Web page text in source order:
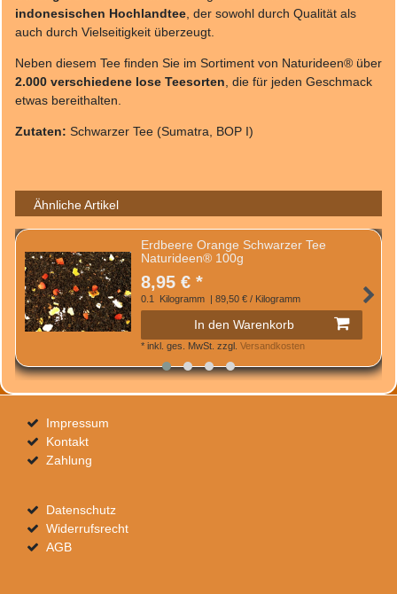
indonesischen Hochlandtee , der sowohl durch Qualität als
auch durch Vielseitigkeit überzeugt.
Neben diesem Tee finden Sie im Sortiment von Naturideen® über
2.000 verschiedene lose Teesorten , die für jeden Geschmack
etwas bereithalten.
Zutaten: Schwarzer Tee (Sumatra, BOP I)
Ähnliche Artikel
Erdbeere Orange Schwarzer Tee
Naturideen® 100g
8,95 € *
0.1 Kilogramm | 89,50 € / Kilogramm
In den Warenkorb
* inkl. ges. MwSt. zzgl. Versandkosten
Impressum
Kontakt
Zahlung
Datenschutz
Widerrufsrecht
AGB